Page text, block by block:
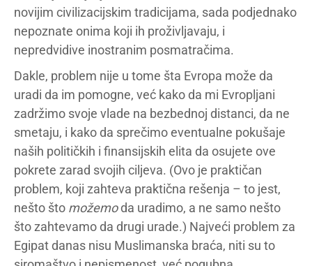
novijim civilizacijskim tradicijama, sada podjednako
nepoznate onima koji ih proživljavaju, i
nepredvidive inostranim posmatračima.
Dakle, problem nije u tome šta Evropa može da
uradi da im pomogne, već kako da mi Evropljani
zadržimo svoje vlade na bezbednoj distanci, da ne
smetaju, i kako da sprečimo eventualne pokušaje
naših političkih i finansijskih elita da osujete ove
pokrete zarad svojih ciljeva. (Ovo je praktičan
problem, koji zahteva praktična rešenja – to jest,
nešto što možemoda uradimo, a ne samo nešto
što zahtevamo da drugi urade.) Najveći problem za
Egipat danas nisu Muslimanska braća, niti su to